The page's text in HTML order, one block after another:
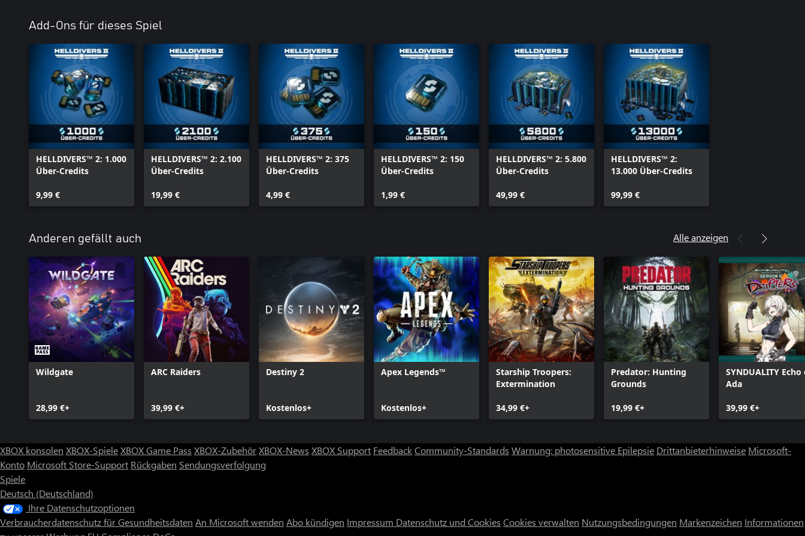
Helldivers ist eine eingetragene Marke von Sony Interactive Entertainment LLC und den
https://www.playstation.com/legal/op-eula/
Add-Ons für dieses Spiel
HELLDIVERS™ 2: 1.000
Über-Credits
9,99 €
HELLDIVERS™ 2: 2.100
Über-Credits
19,99 €
HELLDIVERS™ 2: 375
Über-Credits
4,99 €
HELLDIVERS™ 2: 150
Über-Credits
1,99 €
HELLDIVERS™ 2: 5.800
Über-Credits
49,99 €
HELLDIVERS™ 2:
13.000 Über-Credits
99,99 €
Anderen gefällt auch Alle anzeigen
Wildgate
28,99 €+
ARC Raiders
39,99 €+
Destiny 2
Kostenlos+
Apex Legends™
Kostenlos+
Starship Troopers:
Extermination
34,99 €+
Predator: Hunting
Grounds
19,99 €+
SYNDUALITY Echo
Ada
39,99 €+
XBOX konsolen XBOX-SpieleXBOX Game Pass XBOX-ZubehörXBOX-News XBOX Support FeedbackCommunity-Standards Warnung: photosensitive Epilepsie Drittanbieterhinweise Microsoft-
Konto Microsoft Store-Support Rückgaben Sendungsverfolgung
Spiele
Deutsch (Deutschland)
Ihre Datenschutzoptionen
Verbraucherdatenschutz für Gesundheitsdaten An Microsoft wenden Abo kündigen Impressum Datenschutz und Cookies Cookies verwalten Nutzungsbedingungen Markenzeichen Informationen